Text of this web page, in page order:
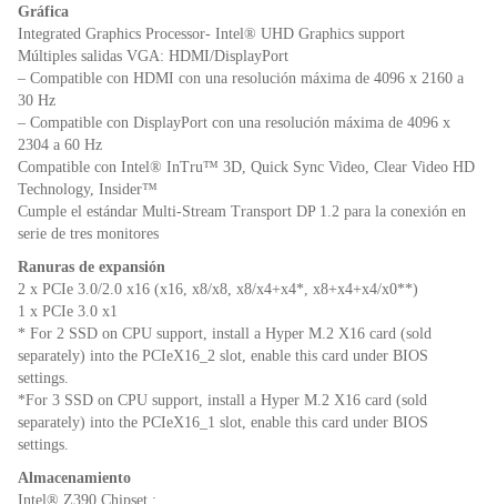
Gráfica
Integrated Graphics Processor- Intel® UHD Graphics support
Múltiples salidas VGA: HDMI/DisplayPort
– Compatible con HDMI con una resolución máxima de 4096 x 2160 a
30 Hz
– Compatible con DisplayPort con una resolución máxima de 4096 x
2304 a 60 Hz
Compatible con Intel® InTru™ 3D, Quick Sync Video, Clear Video HD
Technology, Insider™
Cumple el estándar Multi-Stream Transport DP 1.2 para la conexión en
serie de tres monitores
Ranuras de expansión
2 x PCIe 3.0/2.0 x16 (x16, x8/x8, x8/x4+x4*, x8+x4+x4/x0**)
1 x PCIe 3.0 x1
* For 2 SSD on CPU support, install a Hyper M.2 X16 card (sold
separately) into the PCIeX16_2 slot, enable this card under BIOS
settings.
*For 3 SSD on CPU support, install a Hyper M.2 X16 card (sold
separately) into the PCIeX16_1 slot, enable this card under BIOS
settings.
Almacenamiento
Intel® Z390 Chipset :